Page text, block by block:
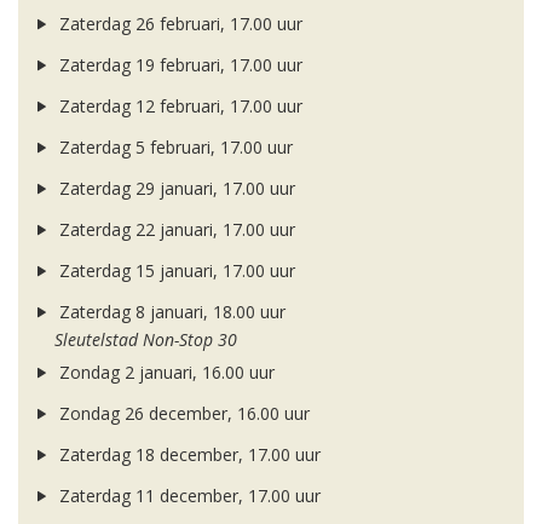
Zaterdag 26 februari, 17.00 uur
Zaterdag 19 februari, 17.00 uur
Zaterdag 12 februari, 17.00 uur
Zaterdag 5 februari, 17.00 uur
Zaterdag 29 januari, 17.00 uur
Zaterdag 22 januari, 17.00 uur
Zaterdag 15 januari, 17.00 uur
Zaterdag 8 januari, 18.00 uur
Sleutelstad Non-Stop 30
Zondag 2 januari, 16.00 uur
Zondag 26 december, 16.00 uur
Zaterdag 18 december, 17.00 uur
Zaterdag 11 december, 17.00 uur